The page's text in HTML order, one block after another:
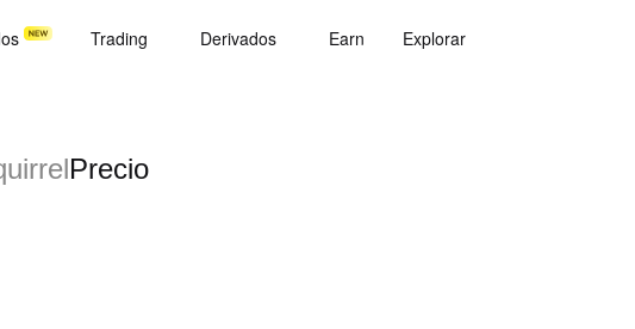
Trading Derivados Earn Explorar
Precio